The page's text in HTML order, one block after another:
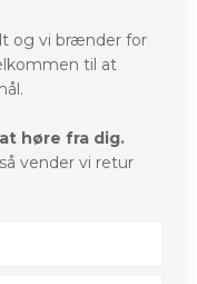
og vi brænder for
til at
høre fra dig.
vender vi retur